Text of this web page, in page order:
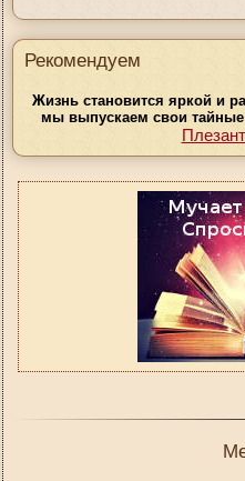
Рекомендуем
Жизнь становится яркой и
мы выпускаем свои тайные